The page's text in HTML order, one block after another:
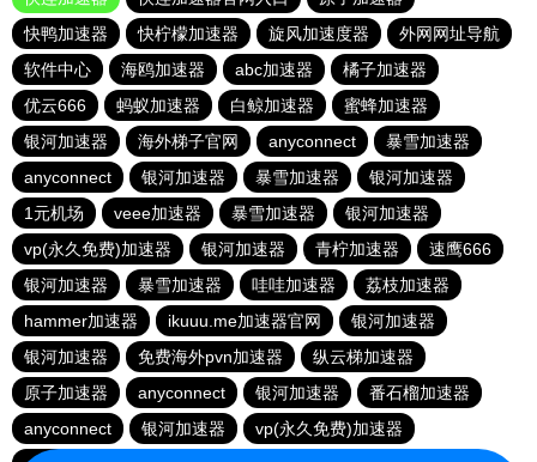
快鸭加速器
快柠檬加速器 旋风加速度器
外网网址导航
软件中心
海鸥加速器 abc加速器
橘子加速器
优云666
蚂蚁加速器 白鲸加速器
蜜蜂加速器
银河加速器
海外梯子官网 anyconnect
暴雪加速器
anyconnect
银河加速器 暴雪加速器
银河加速器
1元机场
veee加速器 暴雪加速器
银河加速器
vp(永久免费)加速器
银河加速器 青柠加速器
速鹰666
银河加速器
暴雪加速器 哇哇加速器
荔枝加速器
hammer加速器
ikuuu.me加速器官网
银河加速器
银河加速器
免费海外pvn加速器
纵云梯加速器
原子加速器
anyconnect 银河加速器
番石榴加速器
anyconnect
银河加速器
vp(永久免费)加速器